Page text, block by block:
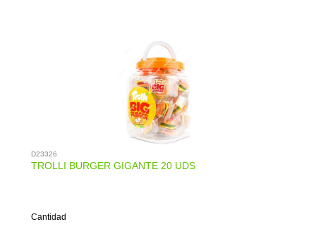
D23326
TROLLI BURGER GIGANTE 20 UDS
Cantidad